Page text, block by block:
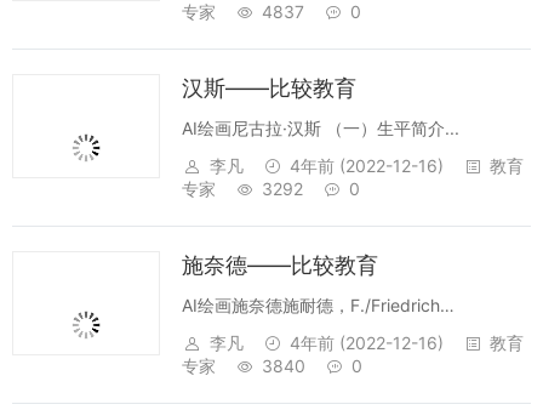
国教育家。1920年生于波兰。二战期间，德军
专家
4837 0
汉斯——比较教育
AI绘画尼古拉·汉斯 （一）生平简介...
李凡
4年前 (2022-12-16)
教育
专家
3292 0
施奈德——比较教育
AI绘画施奈德施耐德，F./Friedrich
Schneider/...
李凡 4年前 (2022-12-16)
教育
专家
3840 0